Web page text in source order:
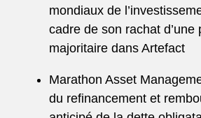
mondiaux de
cadre de son rachat d’une
majoritaire dans Artefact
Marathon Asset
du refinancement et